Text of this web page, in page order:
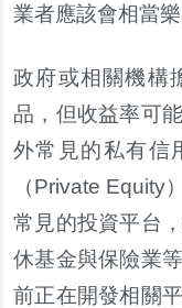
業者應該會相當樂
政府或相關機構
品，但收益率可
外常見的私有信
（Private Equity
常見的投資平台
休基金與保險業
前正在開發相關